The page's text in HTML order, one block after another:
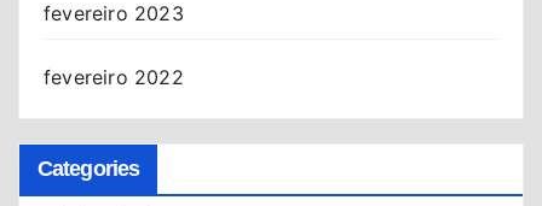
fevereiro 2023
fevereiro 2022
Categories